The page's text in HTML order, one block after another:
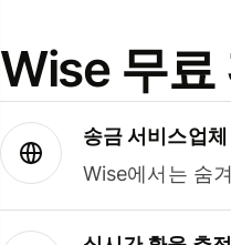
Wise 무료
송금 서비스업체
Wise에서는 숨